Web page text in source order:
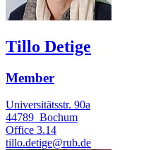
Tillo Detige
Member
Universitätsstr. 90a
44789 Bochum
Office 3.14
tillo.detige@rub.de